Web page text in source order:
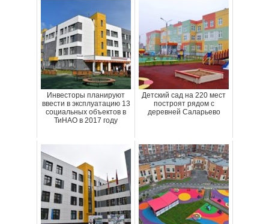
Инвесторы планируют
ввести в эксплуатацию 13
социальных объектов в
ТиНАО в 2017 году
Детский сад на 220 мест
построят рядом с
деревней Саларьево